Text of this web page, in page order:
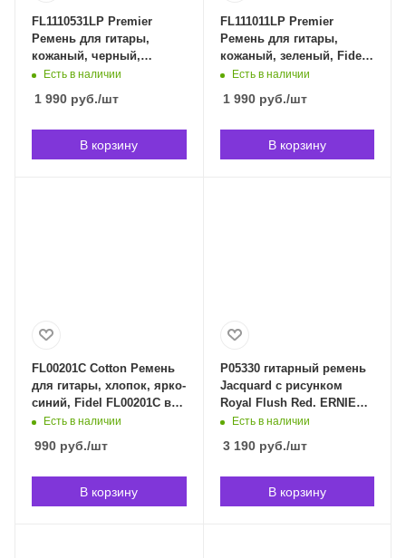
FL1110531LP Premier
Ремень для гитары,
кожаный, черный,
отстрочка ниткой темный
в Владивостоке
Есть в наличии
1 990 руб./шт
В корзину
FL111011LP Premier
Ремень для гитары,
кожаный, зеленый, Fidel
FL111011LP в
Есть в наличии
1 990руб./шт
В корзину
FL00201C Cotton Ремень
для гитары, хлопок, ярко-
синий, Fidel FL00201C в
Владивостоке
Есть в наличии
990 руб./шт
В корзину
P05330 гитарный ремень
Jacquard с рисунком
Royal Flush Red. ERNIE
BALL 5330 в
Есть в наличии
3 190руб./шт
В корзину